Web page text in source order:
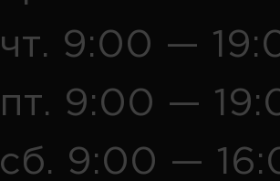
чт. 9:00 —
пт. 9:00 —
сб. 9:00 —